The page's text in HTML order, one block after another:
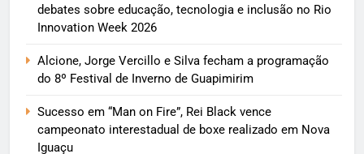
debates sobre educação, tecnologia e inclusão no Rio
Innovation Week 2026
Alcione, Jorge Vercillo e Silva fecham a programação
do 8º Festival de Inverno de Guapimirim
Sucesso em “Man on Fire”, Rei Black vence
campeonato interestadual de boxe realizado em Nova
Iguaçu